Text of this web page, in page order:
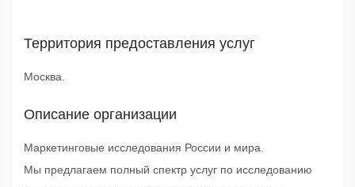
Территория предоставления услуг
Москва.
Описание организации
Маркетинговые исследования России и мира.
Мы предлагаем полный спектр услуг по исследованию